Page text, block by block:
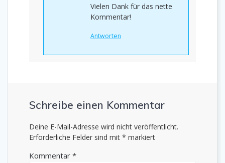
Vielen Dank für das nette
Kommentar!
Antworten
Schreibe einen Kommentar
Deine E-Mail-Adresse wird nicht veröffentlicht.
Erforderliche Felder sind mit * markiert
Kommentar *